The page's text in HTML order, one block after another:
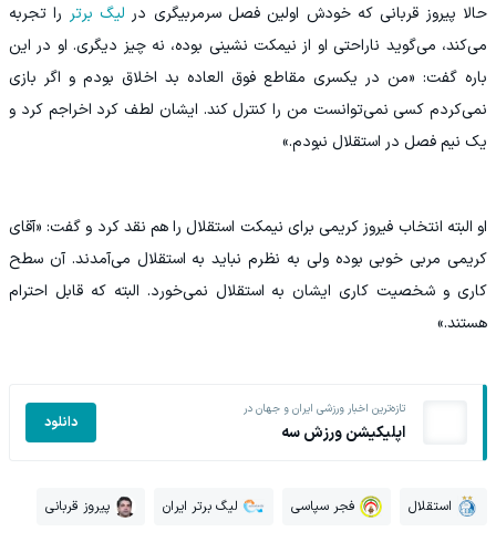
حالا پیروز قربانی که خودش اولین فصل سرمربیگری در لیگ برتر را تجربه
می‌کند، می‌گوید ناراحتی او از نیمکت نشینی بوده، نه چیز دیگری. او در این
باره گفت: «من در یکسری مقاطع فوق العاده بد اخلاق بودم و اگر بازی
نمی‌کردم کسی نمی‌توانست من را کنترل کند. ایشان لطف کرد اخراجم کرد و
یک نیم فصل در استقلال نبودم.»
او البته انتخاب فیروز کریمی برای نیمکت استقلال را هم نقد کرد و گفت: «آقای
کریمی مربی خوبی بوده ولی به نظرم نباید به استقلال می‌آمدند. آن سطح
کاری و شخصیت کاری ایشان به استقلال نمی‌خورد. البته که قابل احترام
هستند.»
تازه‌ترین اخبار ورزشی ایران و جهان در
اپلیکیشن ورزش سه دانلود
استقلال فجر سپاسی لیگ برتر ایران پیروز قربانی